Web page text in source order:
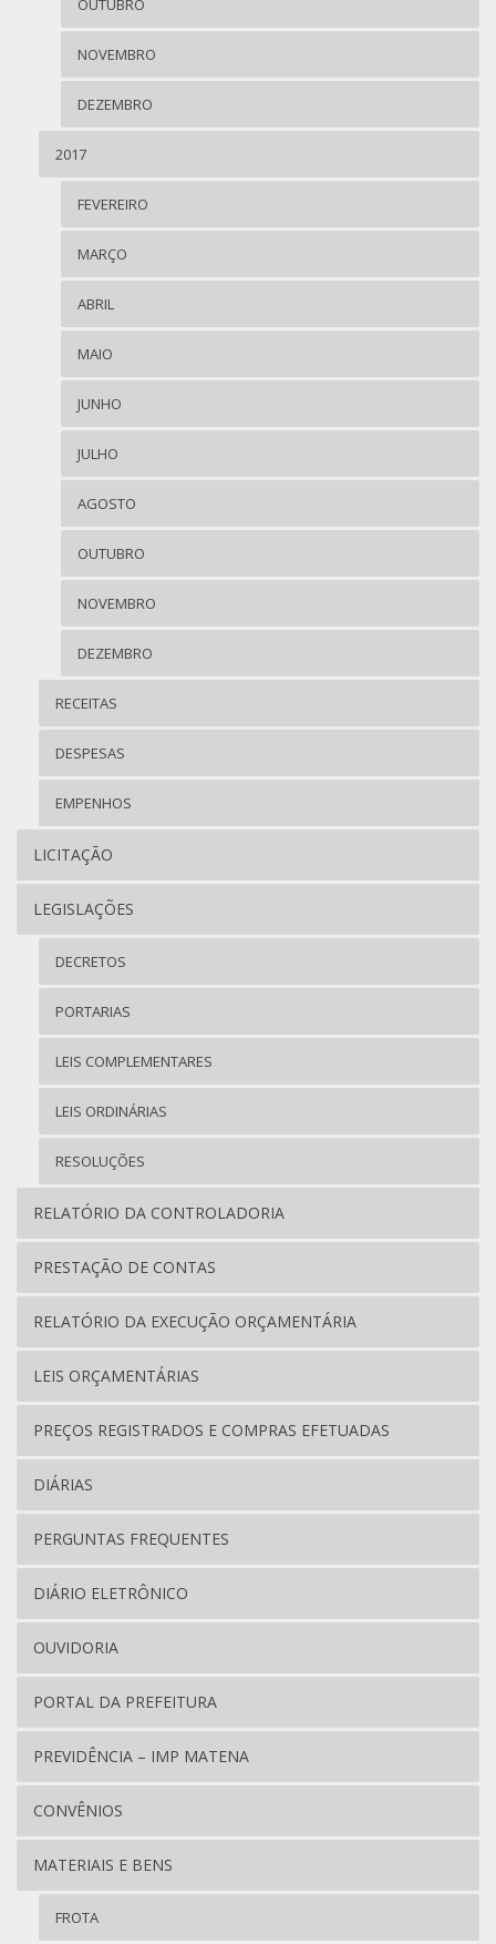
NOVEMBRO
DEZEMBRO
2017
FEVEREIRO
MARÇO
ABRIL
MAIO
JUNHO
JULHO
AGOSTO
OUTUBRO
NOVEMBRO
DEZEMBRO
RECEITAS
DESPESAS
EMPENHOS
LICITAÇÃO
LEGISLAÇÕES
DECRETOS
PORTARIAS
LEIS COMPLEMENTARES
LEIS ORDINÁRIAS
RESOLUÇÕES
RELATÓRIO DA CONTROLADORIA
PRESTAÇÃO DE CONTAS
RELATÓRIO DA EXECUÇÃO ORÇAMENTÁRIA
LEIS ORÇAMENTÁRIAS
PREÇOS REGISTRADOS E COMPRAS EFETUADAS
DIÁRIAS
PERGUNTAS FREQUENTES
DIÁRIO ELETRÔNICO
OUVIDORIA
PORTAL DA PREFEITURA
PREVIDÊNCIA – IMP MATENA
CONVÊNIOS
MATERIAIS E BENS
FROTA